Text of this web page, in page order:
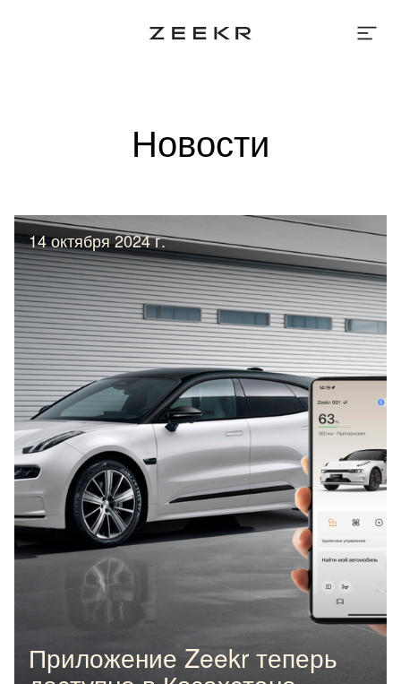
Новости
14 октября 2024 г.
Приложение Zeekr теперь